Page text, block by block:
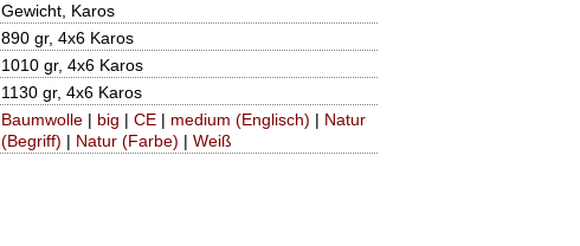
Gewicht, Karos
890 gr, 4x6 Karos
1010 gr, 4x6 Karos
1130 gr, 4x6 Karos
Baumwolle| big | CE| medium (Englisch) | Natur
(Begriff) | Natur (Farbe) | Weiß